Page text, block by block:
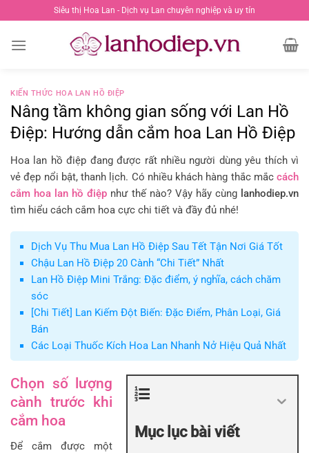
đến
nội
Siêu thị Hoa Lan - Dịch vụ Lan chuyên nghiệp và uy tín
KIẾN THỨC HOA LAN HỒ ĐIỆP
Nâng tầm không gian sống với Lan Hồ
Điệp: Hướng dẫn cắm hoa Lan Hồ Điệp
Hoa lan hồ điệp đang được rất nhiều người dùng yêu thích vì
vẻ đẹp nổi bật, thanh lịch. Có nhiều khách hàng thắc mắc cách
cắm hoa lan hồ điệp như thế nào? Vậy hãy cùng lanhodiep.vn
tìm hiểu cách cắm hoa cực chi tiết và đầy đủ nhé!
Dịch Vụ Thu Mua Lan Hồ Điệp Sau Tết Tận Nơi Giá Tốt
Chậu Lan Hồ Điệp 20 Cành “Chi Tiết” Nhất
Lan Hồ Điệp Mini Trắng: Đặc điểm, ý nghĩa, cách chăm
sóc
[Chi Tiết] Lan Kiếm Đột Biến: Đặc Điểm, Phân Loại, Giá
Bán
Các Loại Thuốc Kích Hoa Lan Nhanh Nở Hiệu Quả Nhất
Mục lục bài viết
Chọn số lượng
cành trước khi
cắm hoa
Để cắm được một